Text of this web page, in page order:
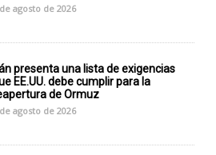
agosto de 2026
presenta una lista de exigencias
EE.UU. debe cumplir para la
de Ormuz
agosto de 2026